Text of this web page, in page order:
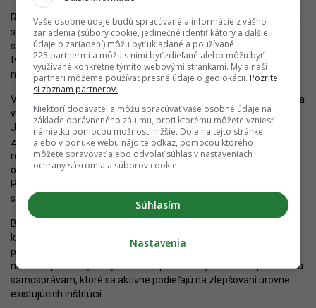
Rekonštrukcia Bratislavského bábkového divadla aj Divadla Aréna
sú dôkazom toho, že aj vzácne a historické stavby môžu spĺňať
súčasné potreby a zachovať si svoj charakter. Rozvoj divadelnej
tvorby potrebuje aj nové moderné priestory, ktoré môžu byť
motivujúce aj pre divákov a prilákať ich vo väčšom počte.
V najhoršom stave tak zostáva paradoxne najvýznamnejšia scéna
v podobe historickej budovy Slovenského národného divadla.
Jedna z najobdivovanejších pamiatok mesta je v mimoriadne
zlom stave, ktorý si vyžiadal ukončenie prevádzky budovy už v
roku 2021. V súčasnosti sa predpokladá, že komplexná obnova
objektu by si vyžiadala náklady vo výške 51 miliónov eur.
Poslednou rekonštrukciou prešlo divadlo v 70-tych rokoch 20.
storočia.
Bratislava tak nie je v situácii, že by boli všetky divadlá vo výbornej
kondícii. Taktiež tu chýbajú úplne nové projekty, čo odráža nižšiu
podporu kultúry oproti blízkym veľkomestám. Napriek tomu sa
nedá ani povedať, že by bol stav úplne zúfalý. Platí to najmä vďaka
samosprávam, ktoré sa aktívne podieľajú na zlepšovaní úrovne
existujúcich inštitúcií.
Vaše osobné údaje budú spracúvané a informácie z vášho
zariadenia (súbory cookie, jedinečné identifikátory a ďalšie
údaje o zariadení) môžu byť ukladané a používané
225 partnermi a môžu s nimi byť zdieľané alebo môžu byť
využívané konkrétne týmito webovými stránkami. My a naši
partneri môžeme používať presné údaje o geolokácii. Pozrite
si zoznam partnerov.
Niektorí dodávatelia môžu spracúvať vaše osobné údaje na
základe oprávneného záujmu, proti ktorému môžete vzniesť
námietku pomocou možností nižšie. Dole na tejto stránke
alebo v ponuke webu nájdite odkaz, pomocou ktorého
môžete spravovať alebo odvolať súhlas v nastaveniach
ochrany súkromia a súborov cookie.
Súhlasím
Nastavenia